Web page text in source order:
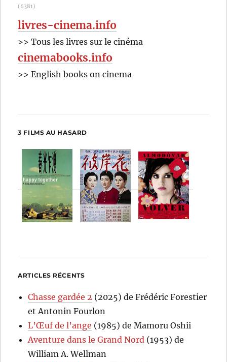
(6381)
livres-cinema.info
>> Tous les livres sur le cinéma
cinemabooks.info
>> English books on cinema
3 FILMS AU HASARD
ARTICLES RÉCENTS
Chasse gardée 2 (2025) de Frédéric Forestier
et Antonin Fourlon
L’Œuf de l’ange (1985) de Mamoru Oshii
Aventure dans le Grand Nord (1953) de
William A. Wellman